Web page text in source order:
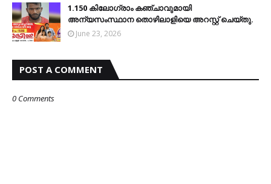
1.150 കിലോഗ്രാം കഞ്ചാവുമായി
അന്യസംസ്ഥാന തൊഴിലാളിയെ അറസ്റ്റ് ചെയ്തു.
June 23, 2026
POST A COMMENT
0 Comments